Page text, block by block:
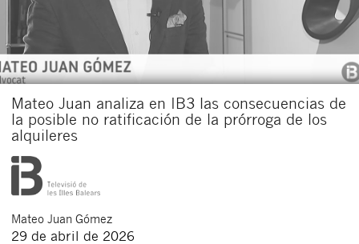
Mateo Juan analiza en IB3 las consecuencias de
la posible no ratificación de la prórroga de los
alquileres
Mateo Juan Gómez
29 de abril de 2026